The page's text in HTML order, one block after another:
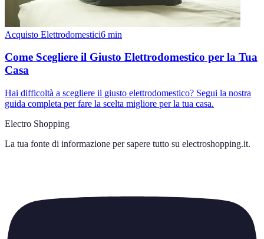
Acquisto Elettrodomestici6 min
Come Scegliere il Giusto Elettrodomestico per la Tua
Casa
Hai difficoltà a scegliere il giusto elettrodomestico? Segui la nostra
guida completa per fare la scelta migliore per la tua casa.
Electro Shopping
La tua fonte di informazione per sapere tutto su electroshopping.it.